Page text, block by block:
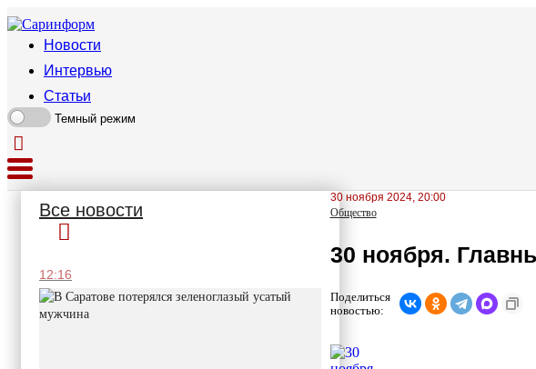
Новости
Интервью
Статьи
Темный режим
Все новости
12:16
30 ноября 2024, 20:00
Общество
30 ноября.
Поделиться
новостью: